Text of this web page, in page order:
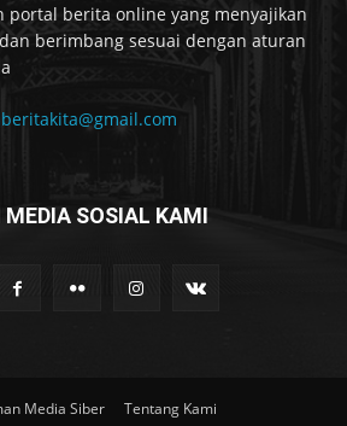
portal berita online yang menyajikan
berimbang sesuai dengan aturan
MEDIA SOSIAL KAMI
Media Siber Tentang Kami